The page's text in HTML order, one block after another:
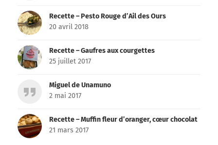
Recette – Pesto Rouge d’Ail des Ours
20 avril 2018
Recette – Gaufres aux courgettes
25 juillet 2017
Miguel de Unamuno
2 mai 2017
Recette – Muffin fleur d’oranger, cœur chocolat
21 mars 2017